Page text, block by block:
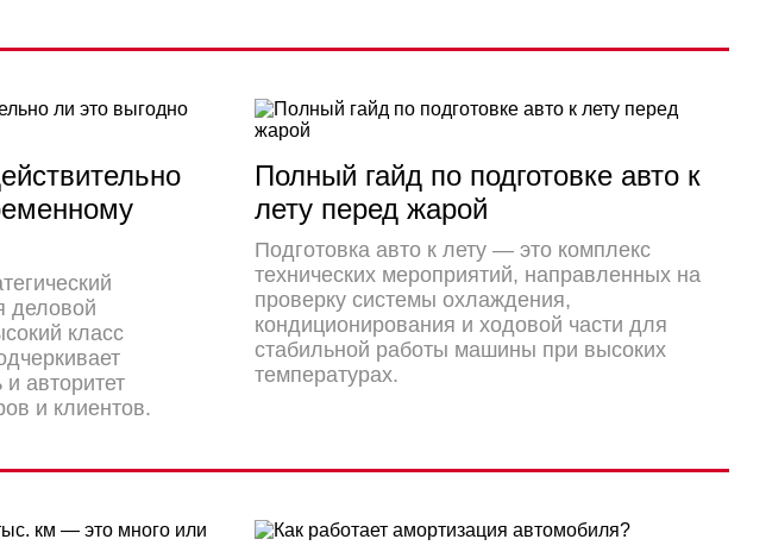
деловой
класс
авторитет
и клиентов.
Полный гайд по подготовке авто к
лету перед жарой
Подготовка авто к лету — это комплекс
технических мероприятий, направленных на
проверку системы охлаждения,
кондиционирования и ходовой части для
стабильной работы машины при высоких
температурах.